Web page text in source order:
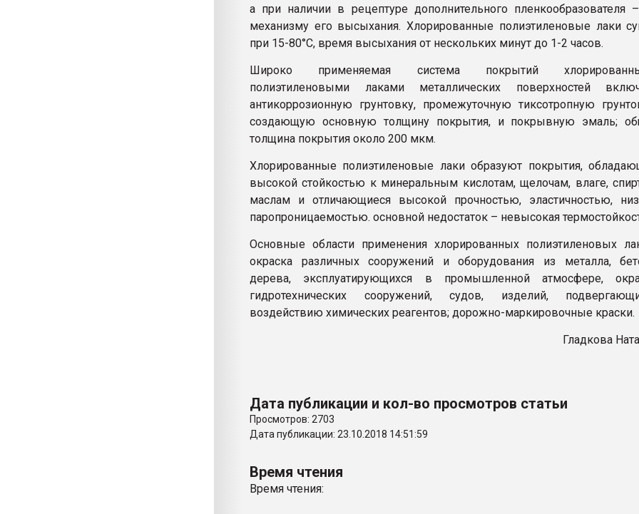
а при наличии в рецептуре дополнительного пленкообразователя
механизму его высыхания. Хлорированные полиэтиленовые лаки
при 15-80°С, время высыхания от нескольких минут до 1-2 часов.
Широко применяемая система покрытий
полиэтиленовыми лаками металлических поверхностей
антикоррозионную грунтовку, промежуточную тиксотропную
создающую основную толщину покрытия, и покрывную эмаль;
толщина покрытия около 200 мкм.
Хлорированные полиэтиленовые лаки образуют покрытия,
высокой стойкостью к минеральным кислотам, щелочам, влаге,
маслам и отличающиеся высокой прочностью, эластичностью,
паропроницаемостью. основной недостаток – невысокая
Основные области применения хлорированных полиэтиленовых
окраска различных сооружений и оборудования из металла,
дерева, эксплуатирующихся в промышленной атмосфере,
гидротехнических сооружений, судов, изделий,
воздействию химических реагентов; дорожно-маркировочные краски.
Гладкова
Дата публикации и кол-во просмотров статьи
Просмотров: 2703
Дата публикации: 23.10.2018 14:51:59
Время чтения
Время чтения: